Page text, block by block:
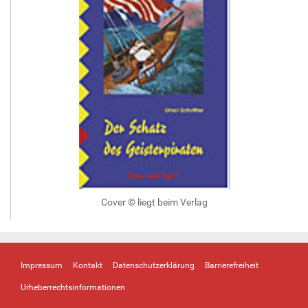
Cover © liegt beim Verlag
Impressum Kontakt Datenschutzerklärung Barrierefreiheit
Urheberrechtsinformationen